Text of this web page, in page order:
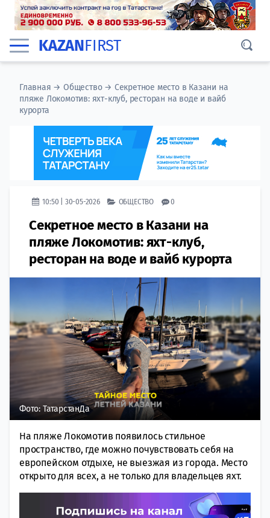
KAZANFIRST
Главная →Общество→ Секретное место в Казани на
пляже Локомотив: яхт-клуб, ресторан на воде и вайб
курорта
10:50 | 30-05-2026 ОБЩЕСТВО 0
Секретное место в Казани на
пляже Локомотив: яхт-клуб,
ресторан на воде и вайб курорта
Фото: ТатарстанДа
На пляже Локомотив появилось стильное
пространство, где можно почувствовать себя на
европейском отдыхе, не выезжая из города. Место
открыто для всех, а не только для владельцев яхт.